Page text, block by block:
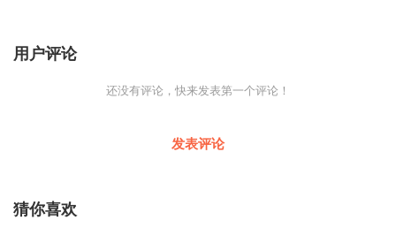
用户评论
还没有评论，快来发表第一个评论！
发表评论
猜你喜欢